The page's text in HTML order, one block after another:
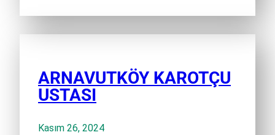
ARNAVUTKÖY KAROTÇU
USTASI
Kasım 26, 2024